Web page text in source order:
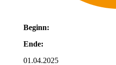
Beginn:
Ende:
01.04.2025